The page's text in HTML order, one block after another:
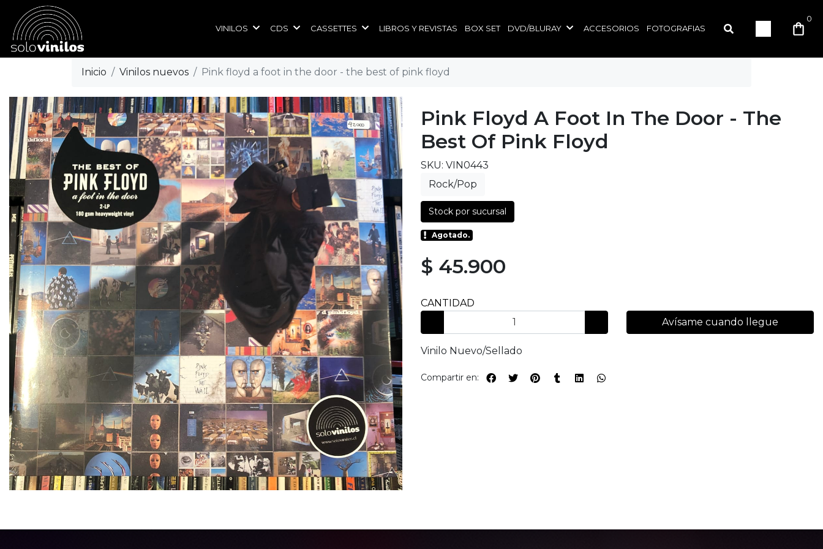
VINILOS CDS CASSETTES LIBROS Y REVISTAS BOX SET DVD/BLURAY ACCESORIOS FOTOGRAFIAS
0
Inicio Vinilos nuevos Pink floyd a foot in the door - the best of pink floyd
Pink Floyd A Foot In The Door - The
Best Of Pink Floyd
SKU: VIN0443
Rock/Pop
Stock por sucursal
Agotado.
$ 45.900
CANTIDAD
Avísame cuando llegue
Vinilo Nuevo/Sellado
Compartir en: